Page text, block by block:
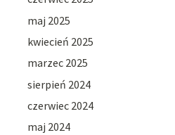
maj 2025
kwiecień 2025
marzec 2025
sierpień 2024
czerwiec 2024
maj 2024